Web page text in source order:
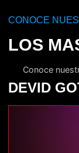
CONOCE
LOS
Conoce
DEVID